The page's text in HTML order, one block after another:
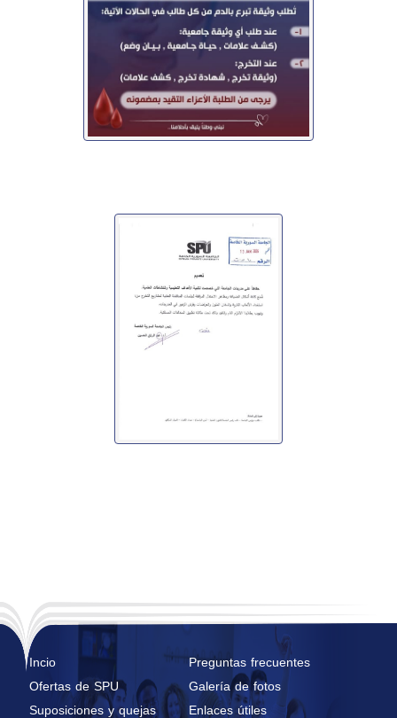
Incio
Preguntas frecuentes
Ofertas de SPU
Galería de fotos
Suposiciones y quejas
Enlaces útiles